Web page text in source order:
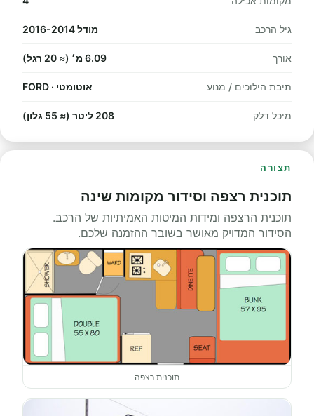
גיל הרכב מודל 2016-2014
אורך 6.09 מ׳ (≈ 20 רגל)
תיבת הילוכים / מנוע אוטומטי · FORD
מיכל דלק 208 ליטר (≈ 55 גלון)
תצורה
תוכנית רצפה וסידור מקומות שינה
תוכנית הרצפה ומידות המיטות האמיתיות של הרכב.
הסידור המדויק מאושר בשובר ההזמנה שלכם.
תוכנית רצפה